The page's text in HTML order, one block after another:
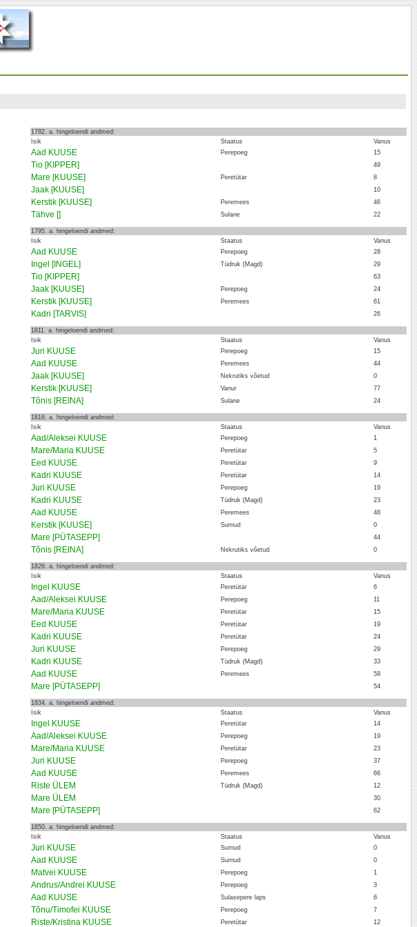
1782. a. hingeloendi andmed:
Isik
Staatus Vanus
Aad KUUSE Perepoeg 15
Tio [KIPPER] 49
Mare [KUUSE] Peretütar 8
Jaak [KUUSE] 10
Kerstik [KUUSE] Peremees 46
Tähve [] Sulane 22
1795. a. hingeloendi andmed:
Isik
Staatus Vanus
Aad KUUSE Perepoeg 28
Ingel [INGEL] Tüdruk (Magd) 29
Tio [KIPPER] 63
Jaak [KUUSE] Perepoeg 24
Kerstik [KUUSE] Peremees 61
Kadri [TARVIS] 26
1811. a. hingeloendi andmed:
Isik
Staatus Vanus
Juri KUUSE Perepoeg 15
Aad KUUSE Peremees 44
Jaak [KUUSE] Nekrutiks võetud 0
Kerstik [KUUSE] Vanur 77
Tõnis [REINA] Sulane 24
1816. a. hingeloendi andmed:
Isik
Staatus Vanus
Aad/Aleksei KUUSE Perepoeg 1
Mare/Maria KUUSE Peretütar 5
Eed KUUSE Peretütar 9
Kadri KUUSE Peretütar 14
Juri KUUSE Perepoeg 19
Kadri KUUSE Tüdruk (Magd) 23
Aad KUUSE Peremees 48
Kerstik [KUUSE] Surnud 0
Mare [PÜTASEPP] 44
Tõnis [REINA] Nekrutiks võetud 0
1826. a. hingeloendi andmed:
Isik
Staatus Vanus
Ingel KUUSE Peretütar 6
Aad/Aleksei KUUSE Perepoeg 11
Mare/Maria KUUSE Peretütar 15
Eed KUUSE Peretütar 19
Kadri KUUSE Peretütar 24
Juri KUUSE Perepoeg 29
Kadri KUUSE Tüdruk (Magd) 33
Aad KUUSE Peremees 58
Mare [PÜTASEPP] 54
1834. a. hingeloendi andmed:
Isik
Staatus Vanus
Ingel KUUSE Peretütar 14
Aad/Aleksei KUUSE Perepoeg 19
Mare/Maria KUUSE Peretütar 23
Juri KUUSE Perepoeg 37
Aad KUUSE Peremees 66
Riste ÜLEM Tüdruk (Magd) 12
Mare ÜLEM 30
Mare [PÜTASEPP] 62
1850. a. hingeloendi andmed:
Isik
Staatus Vanus
Juri KUUSE Surnud 0
Aad KUUSE Surnud 0
Matvei KUUSE Perepoeg 1
Andrus/Andrei KUUSE Perepoeg 3
Aad KUUSE Sulasepere laps 6
Tõnu/Timofei KUUSE Perepoeg 7
Riste/Kristina KUUSE Peretütar 12